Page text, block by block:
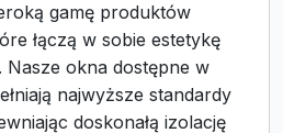
gamę produktów
łączą w sobie estetykę
okna dostępne w
najwyższe standardy
doskonałą izolację